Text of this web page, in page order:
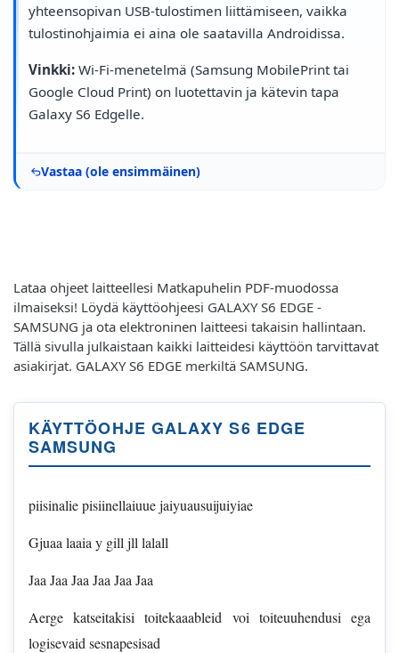
yhteensopivan USB-tulostimen liittämiseen, vaikka
tulostinohjaimia ei aina ole saatavilla Androidissa.
Vinkki: Wi-Fi-menetelmä (Samsung MobilePrint tai
Google Cloud Print) on luotettavin ja kätevin tapa
Galaxy S6 Edgelle.
Vastaa (ole ensimmäinen)
Lataa ohjeet laitteellesi Matkapuhelin PDF-muodossa
ilmaiseksi! Löydä käyttöohjeesi GALAXY S6 EDGE -
SAMSUNG ja ota elektroninen laitteesi takaisin hallintaan.
Tällä sivulla julkaistaan kaikki laitteidesi käyttöön tarvittavat
asiakirjat. GALAXY S6 EDGE merkiltä SAMSUNG.
KÄYTTÖOHJE GALAXY S6 EDGE
SAMSUNG
piisinalie pisiinellaiuue jaiyuausuijuiyiae
Gjuaa laaia y gill jll lalall
Jaa Jaa Jaa Jaa Jaa Jaa
Aerge katseitakisi toitekaaableid voi toiteuuhendusi ega
logisevaid sesnapesisad